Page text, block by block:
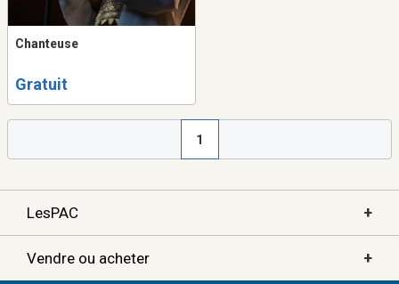
Chanteuse
Gratuit
1
LesPAC +
Vendre ou acheter +